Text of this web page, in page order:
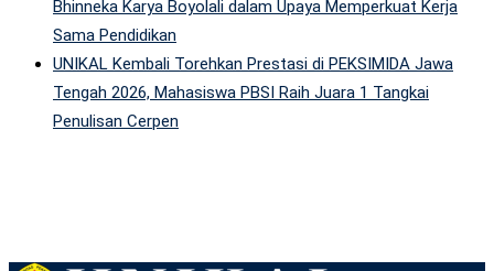
Bhinneka Karya Boyolali dalam Upaya Memperkuat Kerja
Sama Pendidikan
UNIKAL Kembali Torehkan Prestasi di PEKSIMIDA Jawa
Tengah 2026, Mahasiswa PBSI Raih Juara 1 Tangkai
Penulisan Cerpen